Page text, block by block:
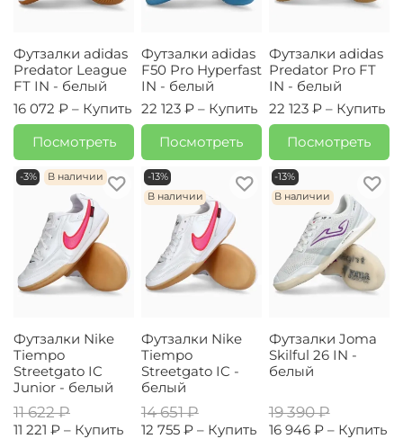
Футзалки adidas
Predator League
FT IN - белый
16 072 ₽ – Купить
Посмотреть
Футзалки adidas
F50 Pro Hyperfast
IN - белый
22 123 ₽ – Купить
Посмотреть
Футзалки adidas
Predator Pro FT
IN - белый
22 123 ₽ – Купить
Посмотреть
-3% В наличии
Футзалки Nike
Tiempo
Streetgato IC
Junior - белый
11 622 ₽
11 221 ₽ – Купить
-13%
В наличии
Футзалки Nike
Tiempo
Streetgato IC -
белый
14 651 ₽
12 755 ₽ – Купить
-13%
В наличии
Футзалки Joma
Skilful 26 IN -
белый
19 390 ₽
16 946 ₽ – Купить